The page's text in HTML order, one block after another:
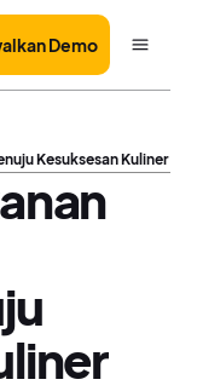
Demo
Kesuksesan Kuliner